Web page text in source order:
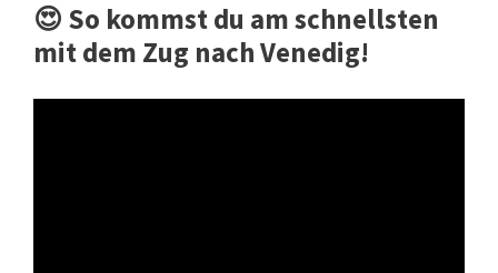
😍 So kommst du am schnellsten
mit dem Zug nach Venedig!